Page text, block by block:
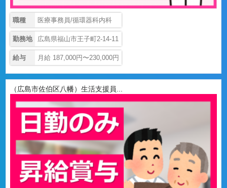
職種 医療事務員/循環器科内科
勤務地 広島県福山市王子町2-14-11
給与 月給 187,000円〜230,000円
（広島市佐伯区八幡）生活支援員...